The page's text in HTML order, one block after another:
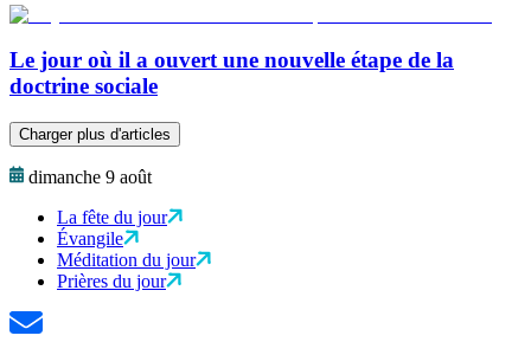
Le jour où il a ouvert une nouvelle étape de la
doctrine sociale
Charger plus d'articles
dimanche 9 août
La fête du jour
Évangile
Méditation du jour
Prières du jour